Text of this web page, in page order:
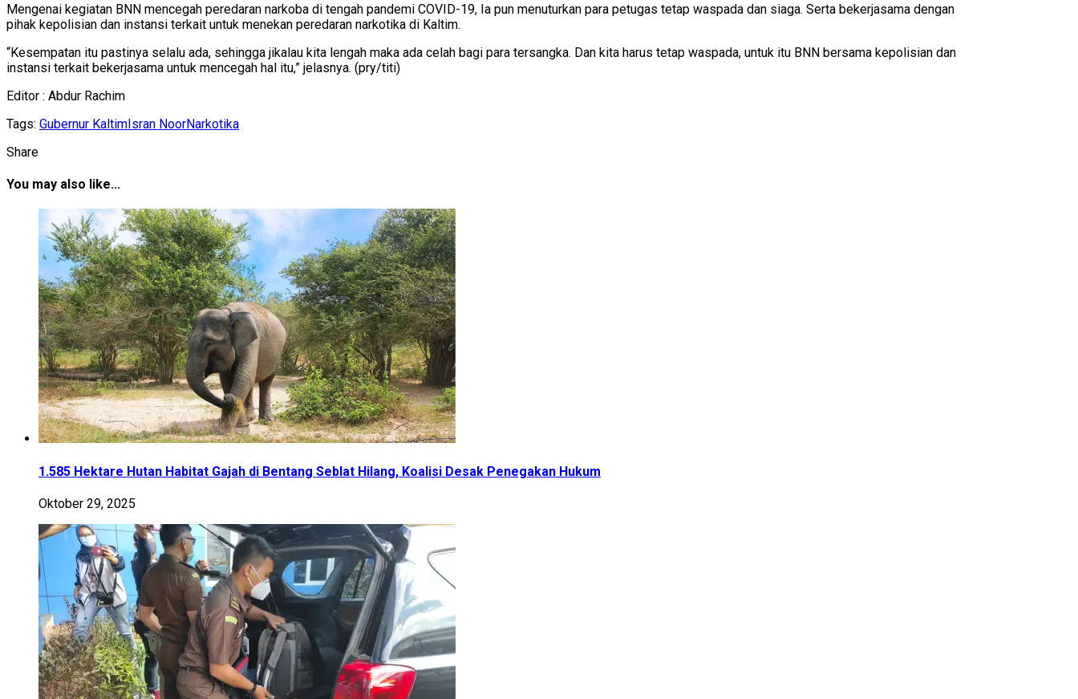
Mengenai kegiatan BNN mencegah peredaran narkoba di tengah pandemi COVID-19, Ia pun menuturkan para petugas tetap waspada dan siaga. Serta bekerjasama dengan
pihak kepolisian dan instansi terkait untuk menekan peredaran narkotika di Kaltim.
“Kesempatan itu pastinya selalu ada, sehingga jikalau kita lengah maka ada celah bagi para tersangka. Dan kita harus tetap waspada, untuk itu BNN bersama kepolisian dan
instansi terkait bekerjasama untuk mencegah hal itu,” jelasnya. (pry/titi)
Editor : Abdur Rachim
Tags: Gubernur KaltimIsran NoorNarkotika
Share
You may also like...
1.585 Hektare Hutan Habitat Gajah di Bentang Seblat Hilang, Koalisi Desak Penegakan Hukum
Oktober 29, 2025